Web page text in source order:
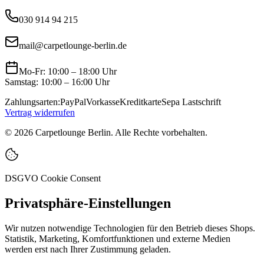
030 914 94 215
mail@carpetlounge-berlin.de
Mo-Fr: 10:00 – 18:00 Uhr
Samstag: 10:00 – 16:00 Uhr
Zahlungsarten:PayPalVorkasseKreditkarteSepa Lastschrift
Vertrag widerrufen
© 2026 Carpetlounge Berlin. Alle Rechte vorbehalten.
DSGVO Cookie Consent
Privatsphäre-Einstellungen
Wir nutzen notwendige Technologien für den Betrieb dieses Shops.
Statistik, Marketing, Komfortfunktionen und externe Medien
werden erst nach Ihrer Zustimmung geladen.